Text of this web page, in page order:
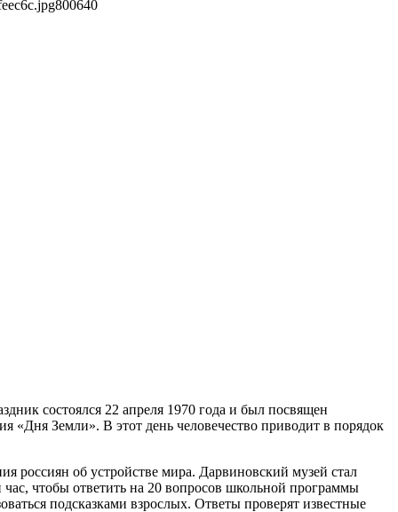
800640
состоялся 22 апреля 1970 года и был посвящен
«Дня Земли». В этот день человечество приводит в порядок
россиян об устройстве мира. Дарвиновский музей стал
чтобы ответить на 20 вопросов школьной программы
подсказками взрослых. Ответы проверят известные